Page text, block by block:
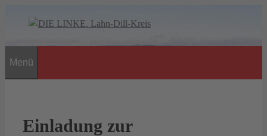
Menü
Einladung zur